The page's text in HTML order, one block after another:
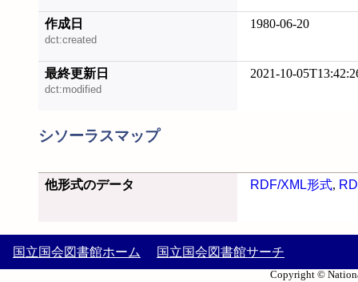
作成日
dct:created
1980-06-20
最終更新日
dct:modified
2021-10-
シソーラスマップ
他形式のデータ RDF/XML形式,
国立国会図書館ホーム 国立国会図書館サーチ
Copyright ©